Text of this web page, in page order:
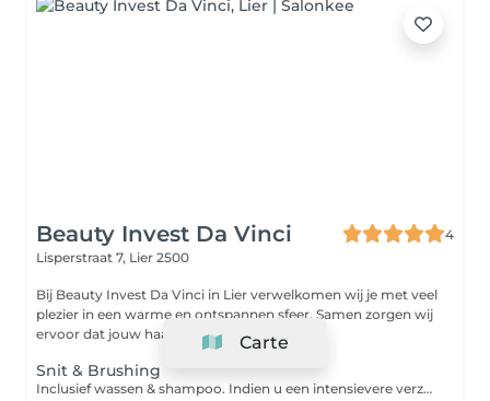
Beauty Invest Da Vinci
4
Lisperstraat 7, Lier 2500
Bij Beauty Invest Da Vinci in Lier verwelkomen wij je met veel
plezier in een warme en ontspannen sfeer. Samen zorgen wij
ervoor dat jouw haar perfect...
Snit & Brushing
Inclusief wassen & shampoo. Indien u een intensievere verzorging nodig heeft, zal er in het salon een supplement worden aangerekend.
Carte